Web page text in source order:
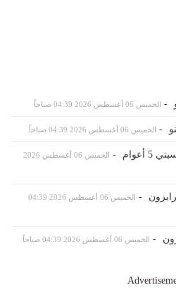
- الخميس 06 أغسطس 2026 04:39 صباحاً
- الخميس 06 أغسطس 2026 04:39 صباحاً
-
الخميس 06 أغسطس 2026
-
الخميس 06 أغسطس 2026 04:39
- الخميس 06 أغسطس 2026 04:39 صباحاً